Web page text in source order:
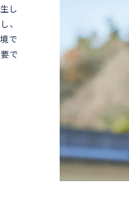
し
、
で
で